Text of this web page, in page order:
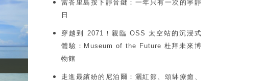
當峇里島按下靜音鍵：一年只有一次的寧靜
日
穿越到 2071！親臨 OSS 太空站的沉浸式
體驗：Museum of the Future 杜拜未來博
物館
走進最繽紛的尼泊爾：灑紅節、頌缽療癒、